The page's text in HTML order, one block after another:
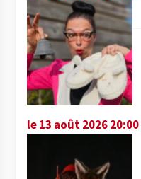
le 13 août 2026 20:00